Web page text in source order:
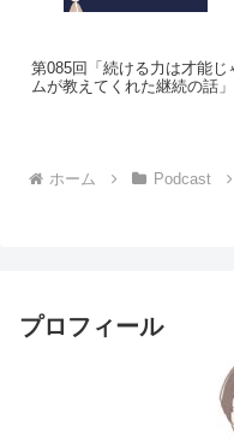
第085回「続ける力は才能じ
ムが教えてくれた継続の話」
ホーム Podcast
プロフィール